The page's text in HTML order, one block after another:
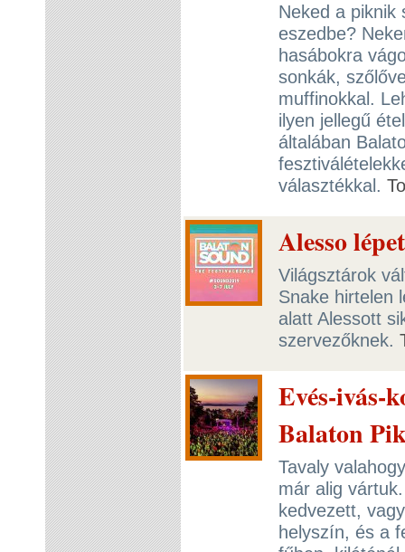
Neked a piknik
eszedbe?
hasábokra
sonkák,
muffinokkal.
ilyen jellegű
általában
választékkal.
Alesso
Világsztárok
Snake hirtelen
alatt Alessott
szervezőknek.
Evés-ivás-
Balaton
Tavaly
már alig
kedvezett,
helyszín, és a